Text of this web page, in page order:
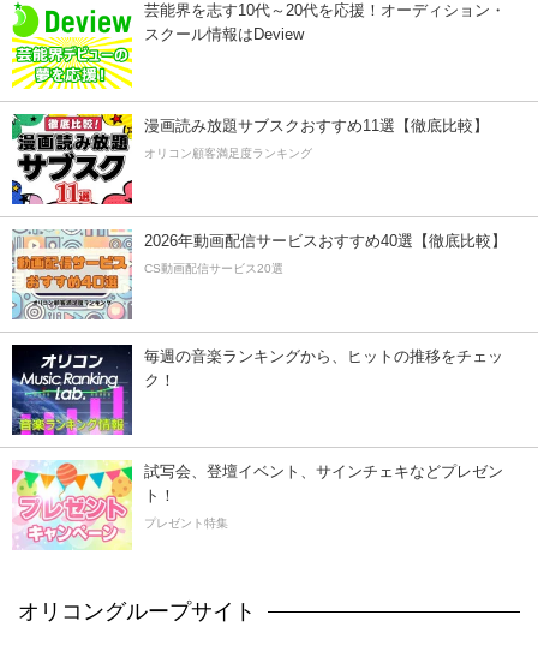
芸能界を志す10代～20代を応援！オーディション・
スクール情報はDeview
漫画読み放題サブスクおすすめ11選【徹底比較】
オリコン顧客満足度ランキング
2026年動画配信サービスおすすめ40選【徹底比較】
CS動画配信サービス20選
毎週の音楽ランキングから、ヒットの推移をチェッ
ク！
試写会、登壇イベント、サインチェキなどプレゼン
ト！
プレゼント特集
オリコングループサイト